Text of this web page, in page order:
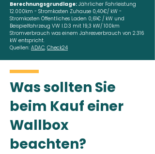
Berechnungsgrundlage: Jährlicher Fahrleistung
12.000km - Stromkosten Zuhause 0,40€/ kW -
Stromkosten Öffentliches Laden 0,61€ / kW und
Beispielfahrzeug VW I.D.3 mit 19,3 kW/ 100km
Stromverbrauch was einem Jahresverbrauch von 2.316
kW entspricht.
Quellen: ADAC, Check24
Was sollten Sie
beim Kauf einer
Wallbox
beachten?